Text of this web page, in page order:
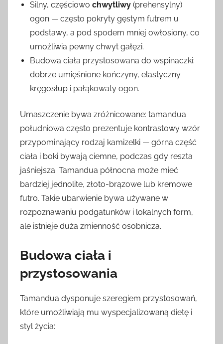
Silny, częściowo chwytliwy (prehensylny)
ogon — często pokryty gęstym futrem u
podstawy, a pod spodem mniej owłosiony, co
umożliwia pewny chwyt gałęzi.
Budowa ciała przystosowana do wspinaczki:
dobrze umięśnione kończyny, elastyczny
kręgosłup i pałąkowaty ogon.
Umaszczenie bywa zróżnicowane: tamandua
południowa często prezentuje kontrastowy wzór
przypominający rodzaj kamizelki — górna część
ciała i boki bywają ciemne, podczas gdy reszta
jaśniejsza. Tamandua północna może mieć
bardziej jednolite, złoto-brązowe lub kremowe
futro. Takie ubarwienie bywa używane w
rozpoznawaniu podgatunków i lokalnych form,
ale istnieje duża zmienność osobnicza.
Budowa ciała i
przystosowania
Tamandua dysponuje szeregiem przystosowań,
które umożliwiają mu wyspecjalizowaną dietę i
styl życia: